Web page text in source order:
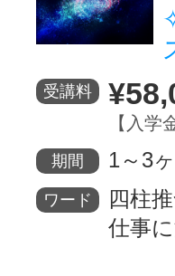
受講料
【入
期間 1～3
ワード
四柱
仕事